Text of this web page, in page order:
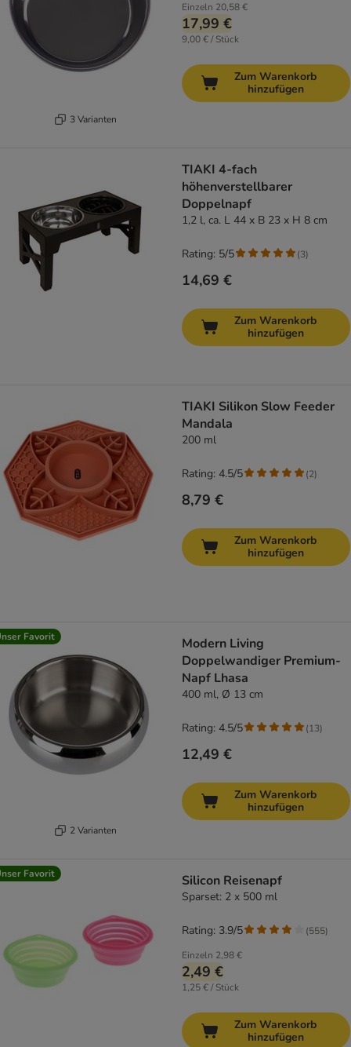
3 Varianten
Einzeln 20,58 €
17,99 €
9,00 € / Stück
Zum Warenkorb
hinzufügen
TIAKI 4-fach
höhenverstellbarer
Doppelnapf
1,2 l, ca. L 44 x B 23 x H 8 cm
14,69 €
Rating: 5/5 (3)
Zum Warenkorb
hinzufügen
TIAKI Silikon Slow Feeder
Mandala
200 ml
8,79 €
Rating: 4.5/5 (2)
Zum Warenkorb
hinzufügen
Favorit
2 Varianten
Modern Living
Doppelwandiger Premium-
Napf Lhasa
400 ml, Ø 13 cm
12,49 €
Rating: 4.5/5 (13)
Zum Warenkorb
hinzufügen
Favorit Silicon Reisenapf
Sparset: 2 x 500 ml
Einzeln 2,98 €
2,49 €
1,25 € / Stück
Rating: 3.9/5 (555)
Zum Warenkorb
hinzufügen